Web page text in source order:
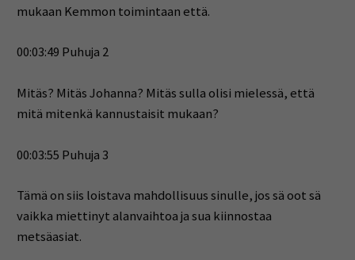
mukaan Kemmon toimintaan että.
00:03:49 Puhuja 2
Mitäs? Mitäs Johanna? Mitäs sulla olisi mielessä, että
mitä mitenkä kannustaisit mukaan?
00:03:55 Puhuja 3
Tämä on siis loistava mahdollisuus sinulle, jos sä oot sä
vaikka miettinyt alanvaihtoa ja sua kiinnostaa
metsäasiat.